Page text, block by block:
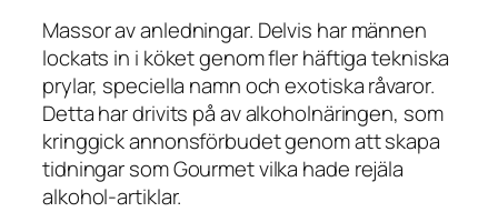
Massor av anledningar. Delvis har männen
lockats in i köket genom fler häftiga tekniska
prylar, speciella namn och exotiska råvaror.
Detta har drivits på av alkoholnäringen, som
kringgick annonsförbudet genom att skapa
tidningar som Gourmet vilka hade rejäla
alkohol-artiklar.